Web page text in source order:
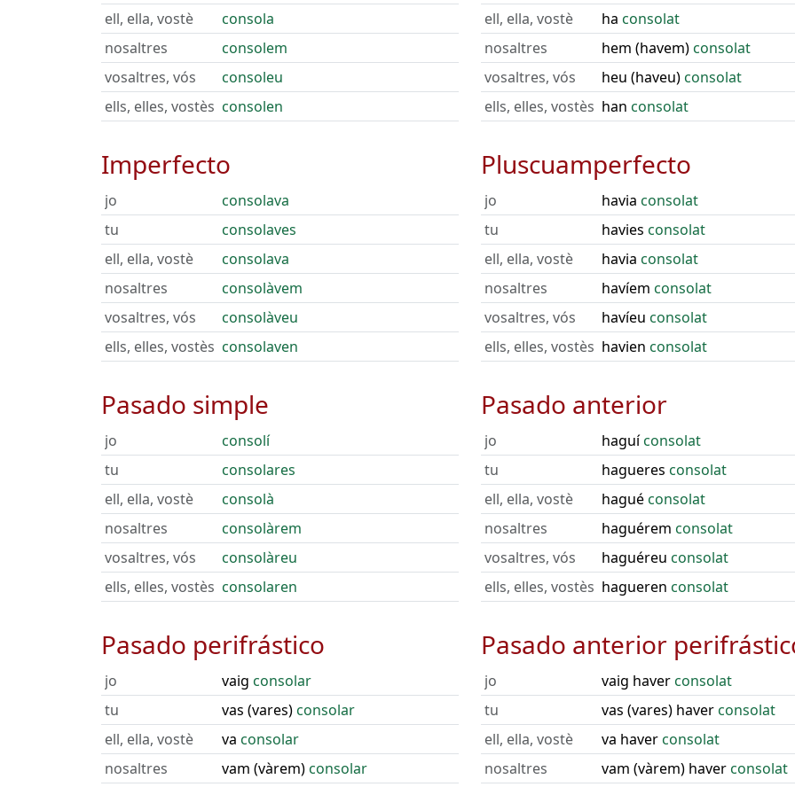
ell, ella, vostè
consola
nosaltres
consolem
vosaltres, vós
consoleu
ells, elles, vostès consolen
Imperfecto
jo
consolava
tu
consolaves
ell, ella, vostè
consolava
nosaltres
consolàvem
vosaltres, vós
consolàveu
ells, elles, vostès consolaven
Pasado simple
jo
consolí
tu
consolares
ell, ella, vostè
consolà
nosaltres
consolàrem
vosaltres, vós
consolàreu
ells, elles, vostès consolaren
Pasado perifrástico
jo vaig consolar
tu
vas (vares)consolar
ell, ella, vostè
va consolar
nosaltres
vam (vàrem)consolar
ell, ella, vostè
ha consolat
nosaltres
hem (havem)consolat
vosaltres, vós
heu (haveu)consolat
ells, elles, vostès han consolat
Pluscuamperfecto
jo havia consolat
tu
havies consolat
ell, ella, vostè
havia consolat
nosaltres
havíem consolat
vosaltres, vós
havíeu consolat
ells, elles, vostès havien consolat
Pasado anterior
jo haguíconsolat
tu
hagueres consolat
ell, ella, vostè
haguéconsolat
nosaltres
haguérem consolat
vosaltres, vós
haguéreu consolat
ells, elles, vostès hagueren consolat
Pasado anterior
jo vaig haverconsolat
tu
vas (vares) haverconsolat
ell, ella, vostè
va haverconsolat
nosaltres
vam (vàrem) haverconsolat